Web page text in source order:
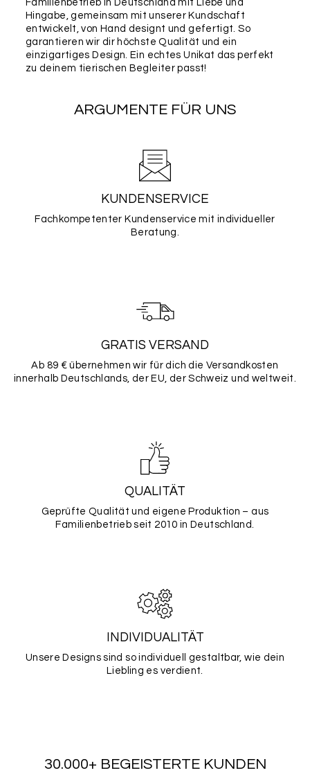
Karabiner oder den Mini-Karabiner-Ring als Upgrade
für deine Marke auswählen.
Befestigung*
SCHLÜSSELRING
Wichtig:Bitte überprüfe nochmals alle Angaben in
diesem Formular auf ihre Richtigkeit, da wir diese 1:1
Familienbetrieb in Deutschland mit Liebe und
Hingabe, gemeinsam mit unserer Kundschaft
entwickelt, von Hand designt und gefertigt. So
garantieren wir dir höchste Qualität und ein
einzigartiges Design. Ein echtes Unikat das perfekt
zu deinem tierischen Begleiter passt!
ARGUMENTE FÜR UNS
KUNDENSERVICE
Fachkompetenter Kundenservice mit individueller
Beratung.
GRATIS VERSAND
Ab 89 € übernehmen wir für dich die Versandkosten
innerhalb Deutschlands, der EU, der Schweiz und weltweit.
QUALITÄT
Geprüfte Qualität und eigene Produktion – aus
Familienbetrieb seit 2010 in Deutschland.
INDIVIDUALITÄT
Unsere Designs sind so individuell gestaltbar, wie dein
Liebling es verdient.
30.000+ BEGEISTERTE KUNDEN